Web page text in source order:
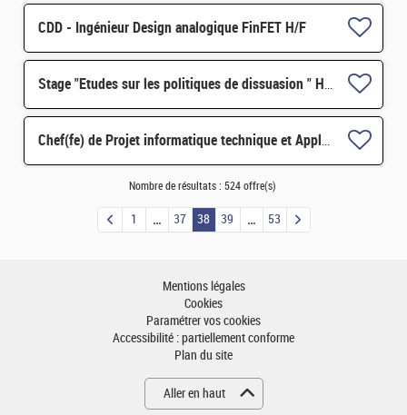
CDD - Ingénieur Design analogique FinFET H/F
Stage "Etudes sur les politiques de dissuasion " H/F
Chef(fe) de Projet informatique technique et Applications H/F
Nombre de résultats : 524 offre(s)
1 37 38 39 53
Mentions légales
Cookies
Paramétrer vos cookies
Accessibilité : partiellement conforme
Plan du site
Aller en haut